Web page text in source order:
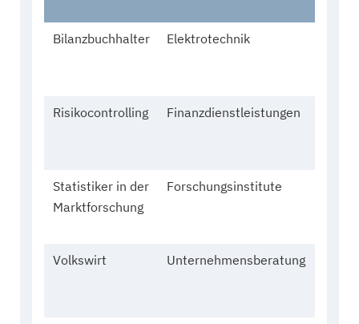
Bilanzbuchhalter Elektrotechnik
Risikocontrolling Finanzdienstleistungen
Statistiker in der
Marktforschung
Forschungsinstitute
Volkswirt Unternehmensberatung